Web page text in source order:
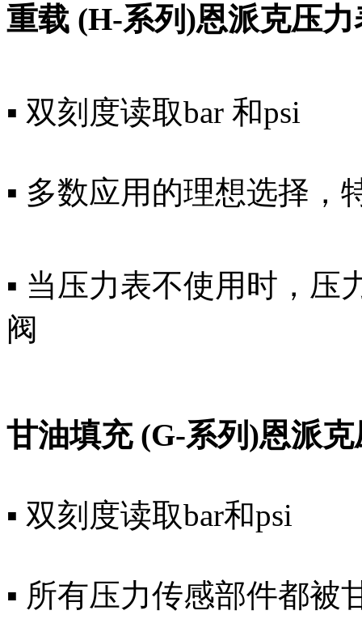
重载 (H-系列)恩派克压力
▪ 双刻度读取bar 和psi
▪ 多数应用的理想选择，
▪ 当压力表不使用时，压
阀
甘油填充 (G-系列)恩派
▪ 双刻度读取bar和psi
▪ 所有压力传感部件都被